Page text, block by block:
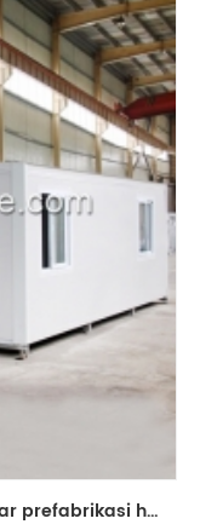
diperluas rumah kontainer modular prefabrikasi hidup